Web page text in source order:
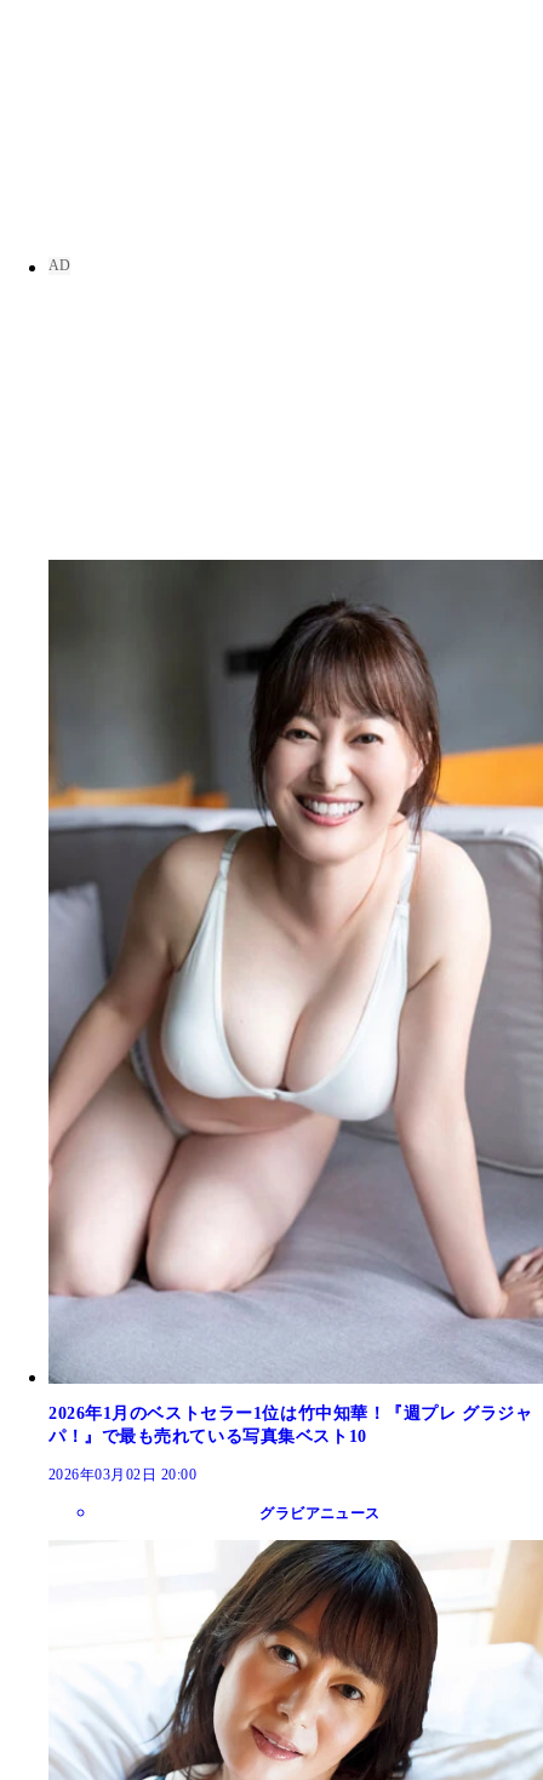
2026年1月のベストセラー1位は竹中知華！『週プレ グラジャ
パ！』で最も売れている写真集ベスト10
2026年03月02日 20:00
グラビアニュース